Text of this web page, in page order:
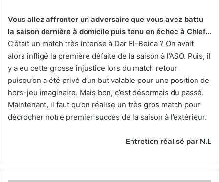
Vous allez affronter un adversaire que vous avez battu
la saison dernière à domicile puis tenu en échec à Chlef…
C’était un match très intense à Dar El-Beida ? On avait
alors infligé la première défaite de la saison à l’ASO. Puis, il
y a eu cette grosse injustice lors du match retour
puisqu’on a été privé d’un but valable pour une position de
hors-jeu imaginaire. Mais bon, c’est désormais du passé.
Maintenant, il faut qu’on réalise un très gros match pour
décrocher notre premier succès de la saison à l’extérieur.
Entretien réalisé par N.L